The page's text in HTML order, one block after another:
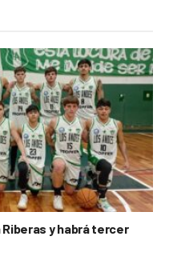
y habrá tercer